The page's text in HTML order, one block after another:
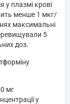
у плазмі крові
менше 1 мкг/
максимальні
5
доз.
мг
у